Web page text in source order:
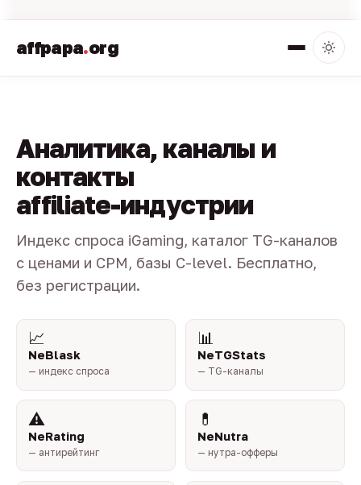
affpapa.org
Аналитика, каналы и
контакты
affiliate-индустрии
Индекс спроса iGaming, каталог TG-каналов
с ценами и CPM, базы C-level. Бесплатно,
без регистрации.
📈
NeBlask
— индекс спроса
📊
NeTGStats
— TG-каналы
⚠️
NeRating
— антирейтинг
💊
NeNutra
— нутра-офферы